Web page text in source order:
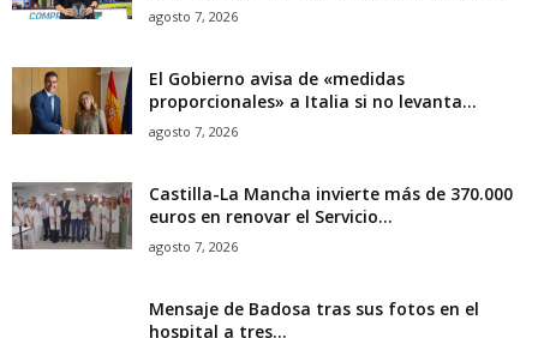
agosto 7, 2026
El Gobierno avisa de «medidas
proporcionales» a Italia si no levanta...
agosto 7, 2026
Castilla-La Mancha invierte más de 370.000
euros en renovar el Servicio...
agosto 7, 2026
Mensaje de Badosa tras sus fotos en el
hospital a tres...